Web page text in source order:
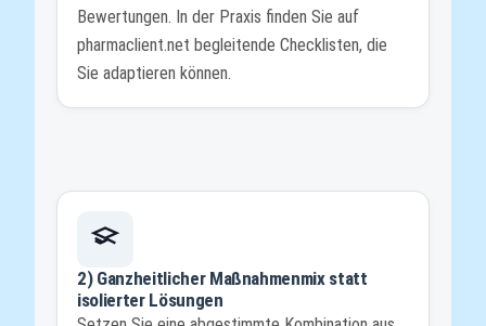
Bewertungen. In der Praxis finden Sie auf
pharmaclient.net begleitende Checklisten, die
Sie adaptieren können.
2) Ganzheitlicher Maßnahmenmix statt
isolierter Lösungen